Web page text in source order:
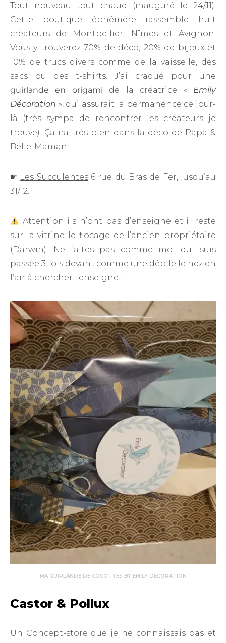
Tout nouveau tout chaud (inauguré le 24/11).
Cette boutique éphémère rassemble huit
créateurs de Montpellier, Nîmes et Avignon.
Vous y trouverez 70% de déco, 20% de bijoux et
10% de trucs divers comme de la vaisselle, des
sacs ou des t-shirts. J’ai craqué pour une
guirlande en origami de la créatrice « Emily
Décoration », qui assurait la permanence ce jour-
là (très sympa de rencontrer les créateurs je
trouve). Ça ira très bien dans la déco de Papa &
Belle-Maman.
☛ Les Succulentes6 rue du Bras de Fer, jusqu’au
31/12.
Attention ils n’ont pas d’enseigne et il reste
sur la vitrine le flocage de l’ancien propriétaire
(Darwin). Ne faites pas comme moi qui suis
passée 3 fois devant comme une débile le nez en
l’air à chercher l’enseigne…
MA GUIRLANDE DE COCOTTES BY EMILY DECORATION
Castor & Pollux
Un Concept-store que je ne connaissais pas et